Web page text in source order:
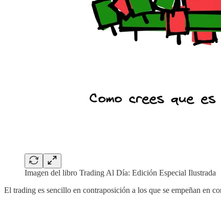
Imagen del libro Trading Al Día: Edición Especial Ilustrada
El trading es sencillo en contraposición a los que se empeñan en